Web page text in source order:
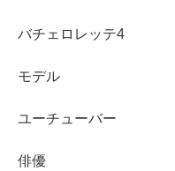
バチェロレッテ4
モデル
ユーチューバー
俳優